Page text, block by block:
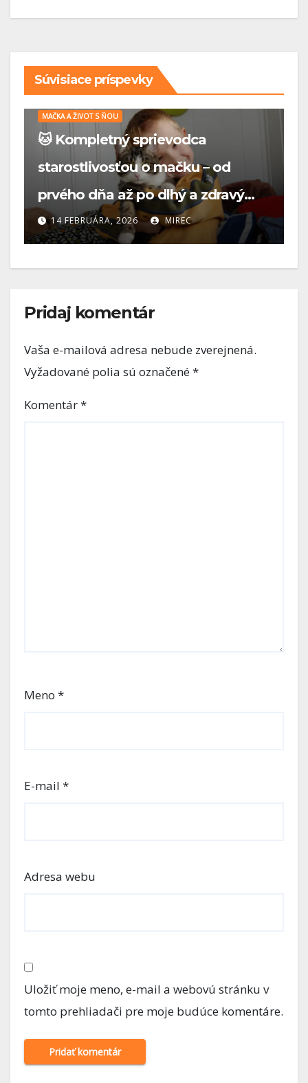
Súvisiace príspevky
MAČKA A ŽIVOT S ŇOU
Nepýtala sa, čo ti je. Len si
prisadla.
1 MARCA, 2026 MIREC
Pridaj komentár
Vaša e-mailová adresa nebude zverejnená.
Vyžadované polia sú označené*
Komentár*
Meno *
E-mail *
Adresa webu
Uložiť moje meno, e-mail a webovú stránku v
tomto prehliadači pre moje budúce komentáre.